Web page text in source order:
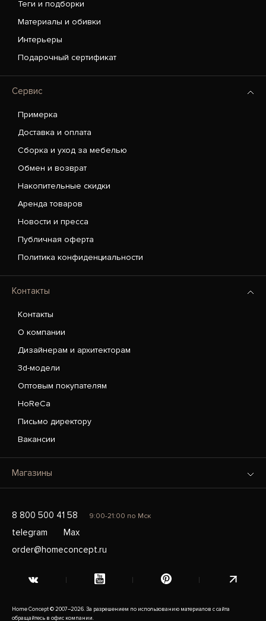
Теги и подборки
Материалы и обивки
Интерьеры
Подарочный сертификат
Сервис
Примерка
Доставка и оплата
Сборка и уход за мебелью
Обмен и возврат
Накопительные скидки
Аренда товаров
Новости и пресса
Публичная оферта
Политика конфиденциальности
Контакты
Контакты
О компании
Дизайнерам и архитекторам
3d-модели
Оптовым покупателям
HoReCa
Письмо директору
Вакансии
Магазины
8 800 500 41 58 9:00-21:00 по Мск
telegram
Max
order@homeconcept.ru
Home Concept © 2007–2026. За разрешением по использованию материалов с сайта
обращайтесь в офис компании.